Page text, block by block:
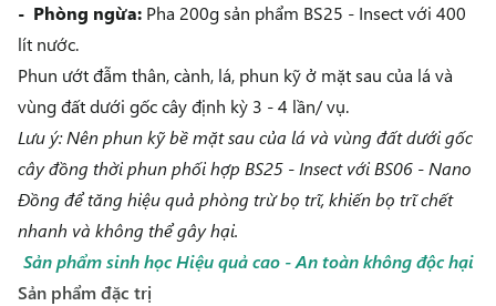
- Phòng ngừa: Pha 200g sản phẩm BS25 - Insectvới 400
lít nước.
Phun ướt đẫm thân, cành, lá, phun kỹ ở mặt sau của lá và
vùng đất dưới gốc cây định kỳ 3 - 4 lần/ vụ.
Lưu ý: Nên phun kỹ bề mặt sau của lá và vùng đất dưới gốc
cây đồng thời phun phối hợp BS25 - InsectvớiBS06 - Nano
Đồng để tăng hiệu quả phòng trừ bọ trĩ, khiến bọ trĩ chết
nhanh và không thể gây hại.
Sản phẩm sinh học Hiệu quả cao - An toàn không độc hại
Sản phẩm đặc trị